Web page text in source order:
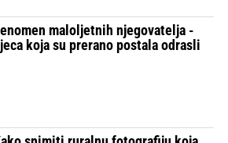
maloljetnih njegovatelja -
koja su prerano postala odrasli